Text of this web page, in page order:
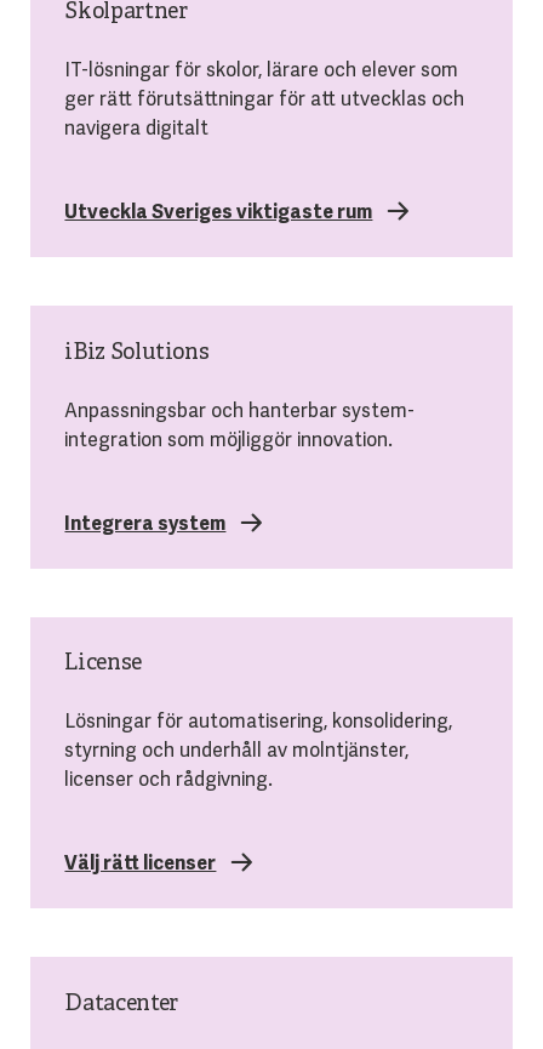
Skolpartner
IT-lösningar för skolor, lärare och elever som
ger rätt förutsättningar för att utvecklas och
navigera digitalt
Utveckla Sveriges viktigaste rum
iBiz Solutions
Anpassningsbar och hanterbar system-
integration som möjliggör innovation.
Integrera system
License
Lösningar för automatisering, konsolidering,
styrning och underhåll av molntjänster,
licenser och rådgivning.
Välj rätt licenser
Datacenter